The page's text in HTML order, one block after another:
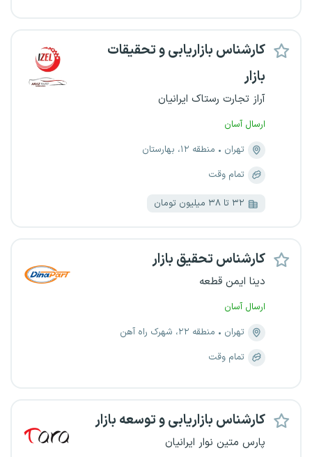
کارشناس بازاریابی و تحقیقات
بازار
آراز تجارت رستاک ایرانیان
ارسال آسان
تهران
منطقه ۱۲، بهارستان
تمام وقت
۳۲ تا ۳۸ میلیون تومان
کارشناس تحقیق بازار
دینا ایمن قطعه
ارسال آسان
تهران
منطقه ۲۲، شهرک راه آهن
تمام وقت
کارشناس بازاریابی و توسعه بازار
پارس متین نوار ایرانیان